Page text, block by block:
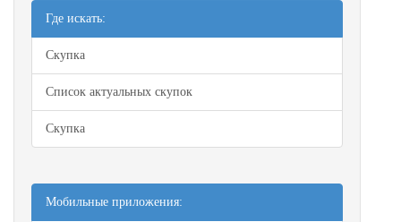
Где искать:
Скупка
Список актуальных скупок
Скупка
Мобильные приложения: